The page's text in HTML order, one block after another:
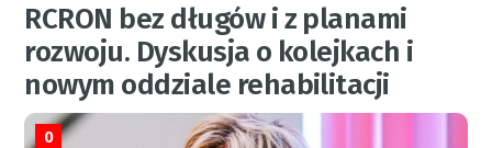
RCRON bez długów i z planami
rozwoju. Dyskusja o kolejkach i
nowym oddziale rehabilitacji
0